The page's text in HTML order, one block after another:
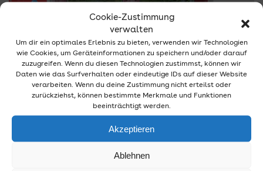
Cookie-Zustimmung
verwalten
Um dir ein optimales Erlebnis zu bieten, verwenden wir Technologien
wie Cookies, um Geräteinformationen zu speichern und/oder darauf
zuzugreifen. Wenn du diesen Technologien zustimmst, können wir
Daten wie das Surfverhalten oder eindeutige IDs auf dieser Website
verarbeiten. Wenn du deine Zustimmung nicht erteilst oder
zurückziehst, können bestimmte Merkmale und Funktionen
beeinträchtigt werden.
Akzeptieren
Ablehnen
Leichlingen: Einbruch in